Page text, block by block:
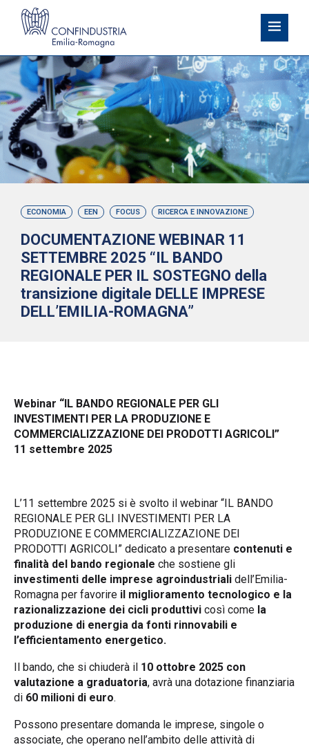
ECONOMIA EEN FOCUS RICERCA E INNOVAZIONE
DOCUMENTAZIONE WEBINAR 11
SETTEMBRE 2025 “IL BANDO
REGIONALE PER IL SOSTEGNO della
transizione digitale DELLE IMPRESE
DELL’EMILIA-ROMAGNA”
Webinar “IL BANDO REGIONALE PER GLI
INVESTIMENTI PER LA PRODUZIONE E
COMMERCIALIZZAZIONE DEI PRODOTTI AGRICOLI”
11 settembre 2025
L’11 settembre 2025 si è svolto il webinar “IL BANDO
REGIONALE PER GLI INVESTIMENTI PER LA
PRODUZIONE E COMMERCIALIZZAZIONE DEI
PRODOTTI AGRICOLI” dedicato a presentare contenuti e
finalità del bando regionale che sostiene gli
investimenti delle imprese agroindustriali dell’Emilia-
Romagna per favorire il miglioramento tecnologico e la
razionalizzazione dei cicli produttivi così come la
produzione di energia da fonti rinnovabili e
l’efficientamento energetico.
Il bando, che si chiuderà il 10 ottobre 2025 con
valutazione a graduatoria, avrà una dotazione finanziaria
di 60 milioni di euro.
Possono presentare domanda le imprese, singole o
associate, che operano nell’ambito delle attività di